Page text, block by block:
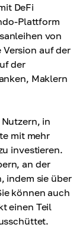
DeFi
Plattform
von
auf der
der
Maklern
in
mit mehr
investieren.
an der
indem sie über
können auch
einen Teil